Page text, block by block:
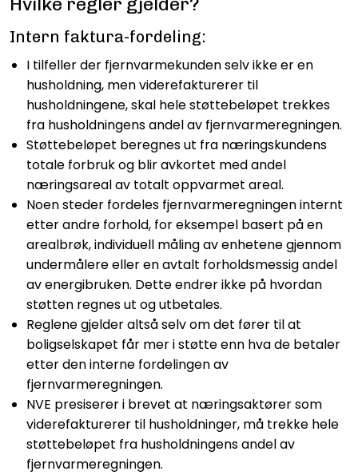
Intern faktura-fordeling:
I tilfeller der fjernvarmekunden selv ikke er en
husholdning, men viderefakturerer til
husholdningene, skal hele støttebeløpet trekkes
fra husholdningens andel av fjernvarmeregningen.
Støttebeløpet beregnes ut fra næringskundens
totale forbruk og blir avkortet med andel
næringsareal av totalt oppvarmet areal.
Noen steder fordeles fjernvarmeregningen internt
etter andre forhold, for eksempel basert på en
arealbrøk, individuell måling av enhetene gjennom
undermålere eller en avtalt forholdsmessig andel
av energibruken. Dette endrer ikke på hvordan
støtten regnes ut og utbetales.
Reglene gjelder altså selv om det fører til at
boligselskapet får mer i støtte enn hva de betaler
etter den interne fordelingen av
fjernvarmeregningen.
NVE presiserer i brevet at næringsaktører som
viderefakturerer til husholdninger, må trekke hele
støttebeløpet fra husholdningens andel av
fjernvarmeregningen.